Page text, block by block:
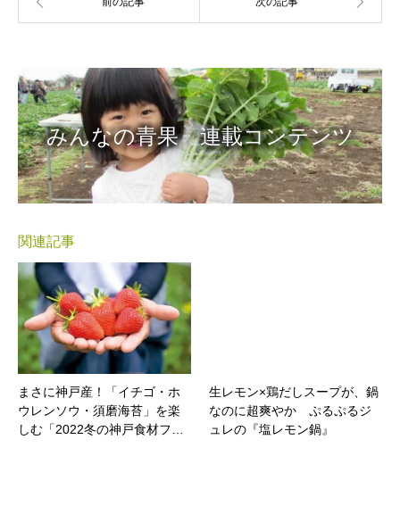
みんなの青果 連載コンテンツ
関連記事
まさに神戸産！「イチゴ・ホ
ウレンソウ・須磨海苔」を楽
しむ「2022冬の神戸食材フ…
生レモン×鶏だしスープが、鍋
なのに超爽やか ぷるぷるジ
ュレの『塩レモン鍋』